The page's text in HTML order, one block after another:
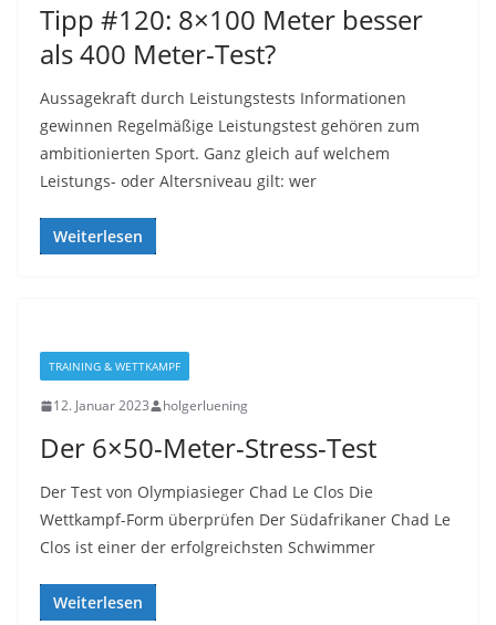
Tipp #120: 8×100 Meter besser
als 400 Meter-Test?
Aussagekraft durch Leistungstests Informationen
gewinnen Regelmäßige Leistungstest gehören zum
ambitionierten Sport. Ganz gleich auf welchem
Leistungs- oder Altersniveau gilt: wer
Weiterlesen
TRAINING & WETTKAMPF
12. Januar 2023 holgerluening
Der 6×50-Meter-Stress-Test
Der Test von Olympiasieger Chad Le Clos Die
Wettkampf-Form überprüfen Der Südafrikaner Chad Le
Clos ist einer der erfolgreichsten Schwimmer
Weiterlesen